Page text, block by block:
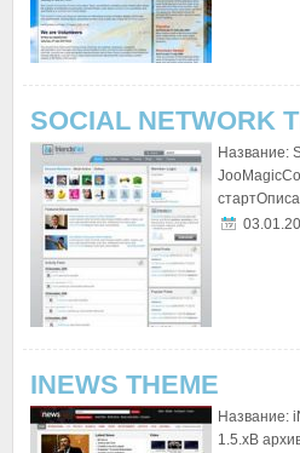
SOCIAL NETWORK
Название:
INEWS THEME
Название:
1.5.xВ